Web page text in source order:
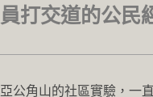
員打交道的公民
亞公角山的社區實驗，一